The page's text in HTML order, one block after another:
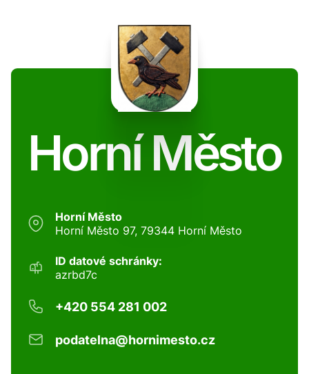
Horní Město
Horní Město
Horní Město 97, 79344 Horní Město
ID datové schránky:
azrbd7c
+420 554 281 002
podatelna@hornimesto.cz